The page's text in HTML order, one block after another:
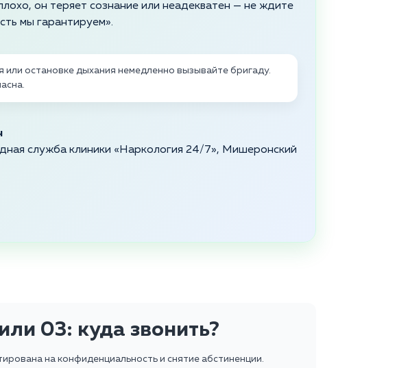
он теряет сознание или неадекватен — не ждите
мы гарантируем».
или остановке дыхания немедленно вызывайте бригаду.
служба клиники «Наркология 24/7», Мишеронский
03: куда звонить?
на конфиденциальность и снятие абстиненции.